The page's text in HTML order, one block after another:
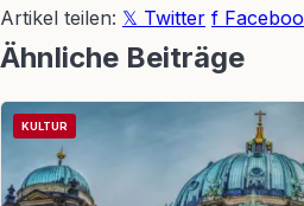
Artikel teilen: 𝕏 Twitter f
Ähnliche Beiträge
KULTUR